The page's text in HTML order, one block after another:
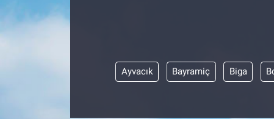
Ayvacık Bayramiç Biga